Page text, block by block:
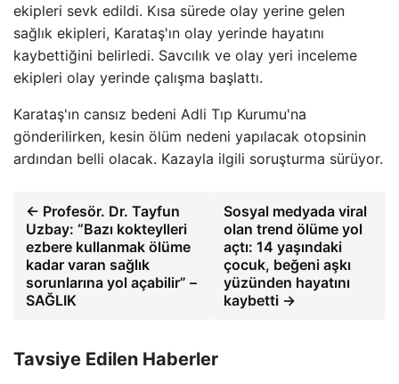
ekipleri sevk edildi. Kısa sürede olay yerine gelen
sağlık ekipleri, Karataş'ın olay yerinde hayatını
kaybettiğini belirledi. Savcılık ve olay yeri inceleme
ekipleri olay yerinde çalışma başlattı.
Karataş'ın cansız bedeni Adli Tıp Kurumu'na
gönderilirken, kesin ölüm nedeni yapılacak otopsinin
ardından belli olacak. Kazayla ilgili soruşturma sürüyor.
← Profesör. Dr. Tayfun
Uzbay: “Bazı kokteylleri
ezbere kullanmak ölüme
kadar varan sağlık
sorunlarına yol açabilir” –
SAĞLIK
Sosyal medyada viral
olan trend ölüme yol
açtı: 14 yaşındaki
çocuk, beğeni aşkı
yüzünden hayatını
kaybetti →
Tavsiye Edilen Haberler